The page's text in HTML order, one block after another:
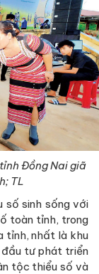
Đồng Nai giã
TL
sinh sống với
toàn tỉnh, trong
tỉnh, nhất là khu
đầu tư phát triển
tộc thiểu số và